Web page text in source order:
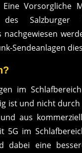
Vorsorgliche
Sendeanlagen
im
ist und nicht
aus
im
dabei eine